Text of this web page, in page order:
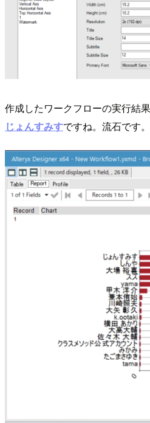
作成したワークフローの実行結
じょんすみすですね。流石です。